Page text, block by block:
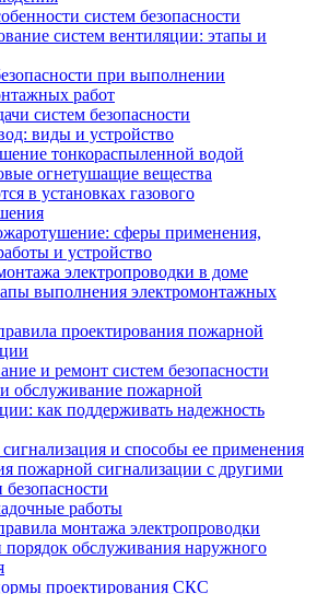
систем безопасности
систем вентиляции: этапы и
при выполнении
работ
систем безопасности
виды и устройство
тонкораспыленной водой
огнетушащие вещества
в установках газового
сферы применения,
и устройство
электропроводки в доме
выполнения электромонтажных
проектирования пожарной
и ремонт систем безопасности
обслуживание пожарной
как поддерживать надежность
и способы ее применения
пожарной сигнализации с другими
работы
монтажа электропроводки
порядок обслуживания наружного
проектирования СКС